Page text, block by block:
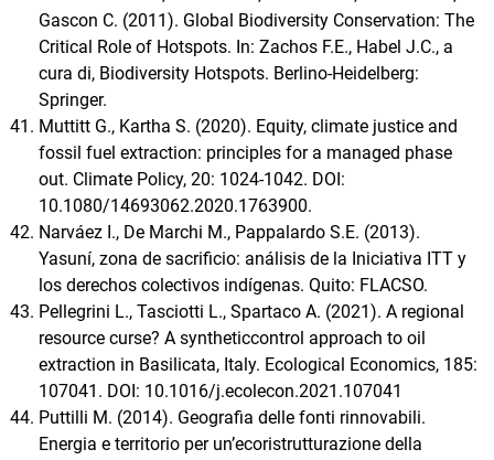
Gascon C. (2011). Global Biodiversity Conservation: The
Critical Role of Hotspots. In: Zachos F.E., Habel J.C., a
cura di, Biodiversity Hotspots. Berlino-Heidelberg:
Springer.
Muttitt G., Kartha S. (2020). Equity, climate justice and
fossil fuel extraction: principles for a managed phase
out. Climate Policy, 20: 1024-1042. DOI:
10.1080/14693062.2020.1763900.
Narváez I., De Marchi M., Pappalardo S.E. (2013).
Yasuní, zona de sacrificio: análisis de la Iniciativa ITT y
los derechos colectivos indígenas. Quito: FLACSO.
Pellegrini L., Tasciotti L., Spartaco A. (2021). A regional
resource curse? A syntheticcontrol approach to oil
extraction in Basilicata, Italy. Ecological Economics, 185:
107041. DOI: 10.1016/j.ecolecon.2021.107041
Puttilli M. (2014). Geografia delle fonti rinnovabili.
Energia e territorio per un’ecoristrutturazione della